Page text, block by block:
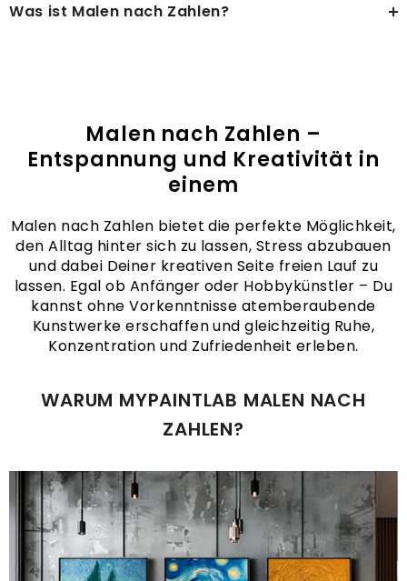
Was ist Malen nach Zahlen?
Malen nach Zahlen –
Entspannung und Kreativität in
einem
Malen nach Zahlen bietet die perfekte Möglichkeit,
den Alltag hinter sich zu lassen, Stress abzubauen
und dabei Deiner kreativen Seite freien Lauf zu
lassen. Egal ob Anfänger oder Hobbykünstler – Du
kannst ohne Vorkenntnisse atemberaubende
Kunstwerke erschaffen und gleichzeitig Ruhe,
Konzentration und Zufriedenheit erleben.
WARUM MYPAINTLAB MALEN NACH
ZAHLEN?